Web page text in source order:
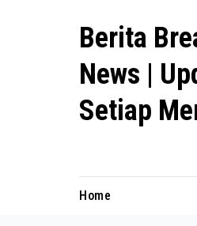
Berita
News |
Setiap
Home